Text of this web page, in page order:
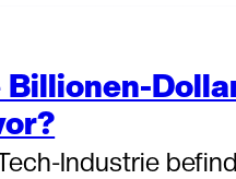
Billionen-
Industrie